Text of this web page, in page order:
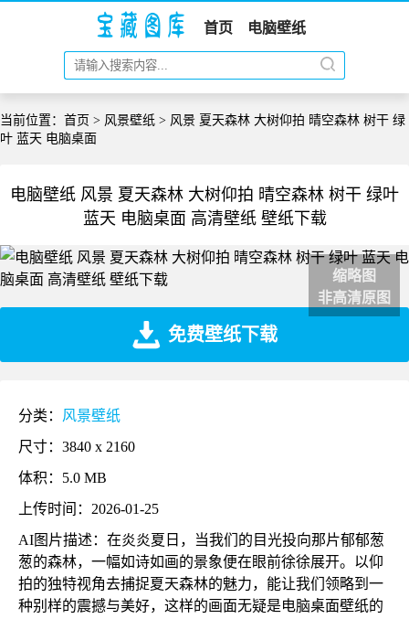
首页 电脑壁纸
当前位置： 首页 > 风景壁纸 > 风景 夏天森林 大树仰拍 晴空森林 树干 绿
叶 蓝天 电脑桌面
电脑壁纸 风景 夏天森林 大树仰拍 晴空森林 树干 绿叶
蓝天 电脑桌面 高清壁纸 壁纸下载
缩略图
非高清原图
免费壁纸下载
分类： 风景壁纸
尺寸：3840 x 2160
体积：5.0 MB
上传时间：2026-01-25
AI图片描述：在炎炎夏日，当我们的目光投向那片郁郁葱
葱的森林，一幅如诗如画的景象便在眼前徐徐展开。以仰
拍的独特视角去捕捉夏天森林的魅力，能让我们领略到一
种别样的震撼与美好，这样的画面无疑是电脑桌面壁纸的